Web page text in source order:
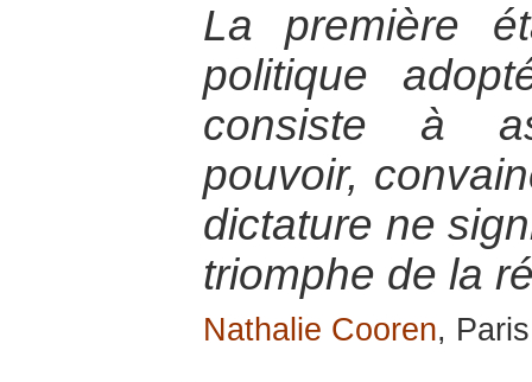
La première
politique
consiste à
pouvoir,
dictature ne
triomphe de la
Nathalie Cooren,